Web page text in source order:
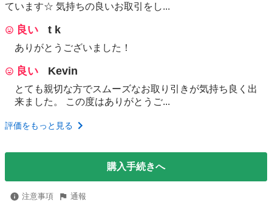
ています☆ 気持ちの良いお取引をし...
良い t k
ありがとうございました！
良い Kevin
とても親切な方でスムーズなお取り引きが気持ち良く出
来ました。 この度はありがとうご...
評価をもっと見る
購入手続きへ
注意事項 通報